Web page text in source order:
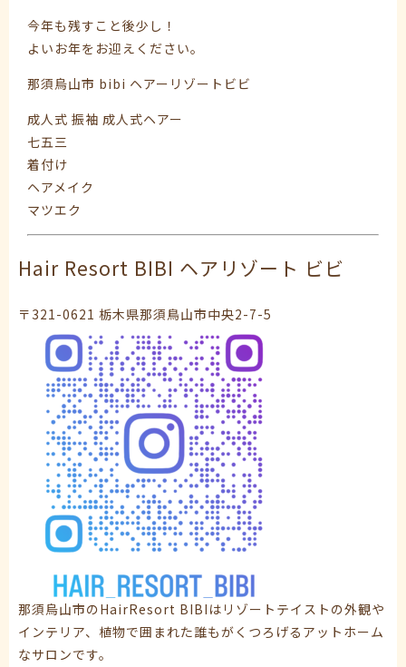
今年も残すこと後少し！
よいお年をお迎えください。
那須烏山市 bibi ヘアーリゾートビビ
成人式 振袖 成人式ヘアー
七五三
着付け
ヘアメイク
マツエク
Hair Resort BIBI ヘアリゾート ビビ
〒321-0621 栃木県那須鳥山市中央2-7-5
那須烏山市のHairResort BIBIはリゾートテイストの外観や
インテリア、植物で囲まれた誰もがくつろげるアットホーム
なサロンです。